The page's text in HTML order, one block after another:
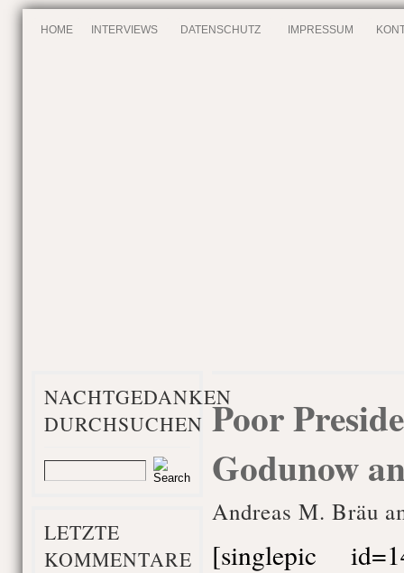
HOME INTERVIEWS DATENSCHUTZ IMPRESSUM
NACHTGEDANKEN
DURCHSUCHEN
LETZTE
KOMMENTARE
Poor
Godunow
Andreas M. Bräu
[singlepic